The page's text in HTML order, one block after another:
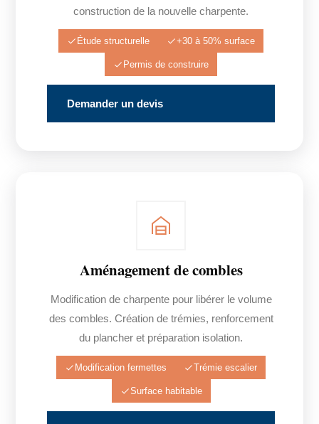
construction de la nouvelle charpente.
Étude structurelle +30 à 50% surface
Permis de construire
Demander un devis
Aménagement de combles
Modification de charpente pour libérer le volume
des combles. Création de trémies, renforcement
du plancher et préparation isolation.
Modification fermettes Trémie escalier
Surface habitable